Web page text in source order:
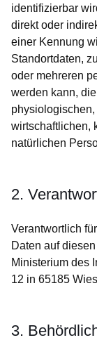
identifizierbar
direkt oder
einer Kennung
Standortdaten,
oder mehreren
werden kann,
wirtschaftlichen,
natürlichen
2.
Verantwortlich
Daten auf
Ministerium des
12 in 65185
3.